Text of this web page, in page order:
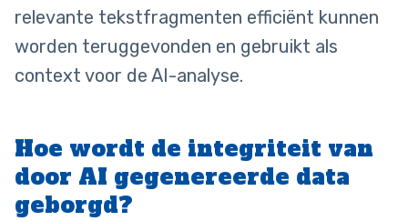
relevante tekstfragmenten efficiënt kunnen
worden teruggevonden en gebruikt als
context voor de AI-analyse.
Hoe wordt de integriteit van
door AI gegenereerde data
geborgd?